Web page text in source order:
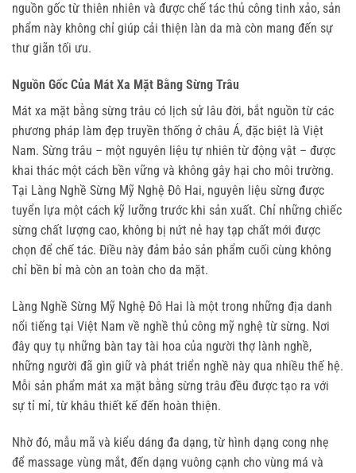
nguồn gốc từ thiên nhiên và được chế tác thủ công tinh xảo, sản
phẩm này không chỉ giúp cải thiện làn da mà còn mang đến sự
thư giãn tối ưu.
Nguồn Gốc Của Mát Xa Mặt Bằng Sừng Trâu
Mát xa mặt bằng sừng trâu có lịch sử lâu đời, bắt nguồn từ các
phương pháp làm đẹp truyền thống ở châu Á, đặc biệt là Việt
Nam. Sừng trâu – một nguyên liệu tự nhiên từ động vật – được
khai thác một cách bền vững và không gây hại cho môi trường.
Tại Làng Nghề Sừng Mỹ Nghệ Đô Hai, nguyên liệu sừng được
tuyển lựa một cách kỹ lưỡng trước khi sản xuất. Chỉ những chiếc
sừng chất lượng cao, không bị nứt nẻ hay tạp chất mới được
chọn để chế tác. Điều này đảm bảo sản phẩm cuối cùng không
chỉ bền bỉ mà còn an toàn cho da mặt.
Làng Nghề Sừng Mỹ Nghệ Đô Hai là một trong những địa danh
nổi tiếng tại Việt Nam về nghề thủ công mỹ nghệ từ sừng. Nơi
đây quy tụ những bàn tay tài hoa của người thợ lành nghề,
những người đã gìn giữ và phát triển nghề này qua nhiều thế hệ.
Mỗi sản phẩm mát xa mặt bằng sừng trâu đều được tạo ra với
sự tỉ mỉ, từ khâu thiết kế đến hoàn thiện.
Nhờ đó, mẫu mã và kiểu dáng đa dạng, từ hình dạng cong nhẹ
để massage vùng mắt, đến dạng vuông cạnh cho vùng má và